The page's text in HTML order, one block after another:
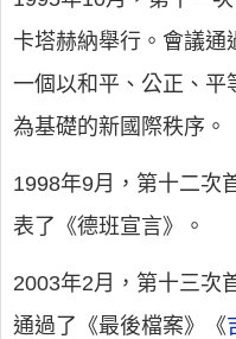
卡塔赫納舉行。會議通
一個以和平、公正、平
為基礎的新國際秩序。
1998年9月，第十二次
表了《德班宣言》。
2003年2月，第十三次
通過了《最後檔案》《